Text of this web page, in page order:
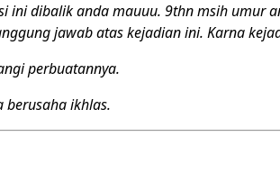
ini dibalik anda mauuu. 9thn msih umur
jawab atas kejadian ini. Karna
perbuatannya.
berusaha ikhlas.